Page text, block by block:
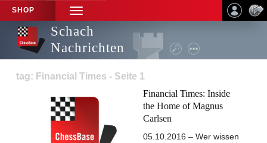
SHOP
TOGGLE
NAVIGATION
Schach
Nachrichten
tag: Financial Times - Seite 1
Financial Times: Inside
the Home of Magnus
Carlsen
05.10.2016 – Wer wissen